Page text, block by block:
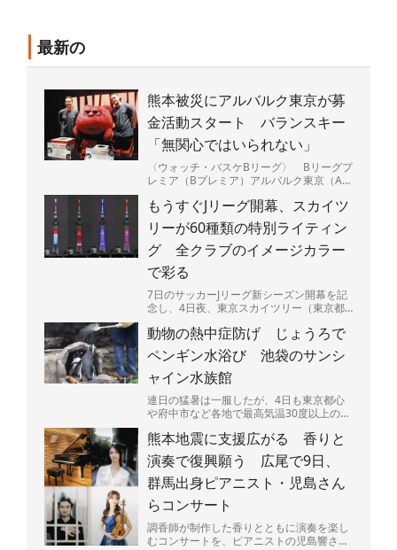
最新の
熊本被災にアルバルク東京が募
金活動スタート バランスキー
「無関心ではいられない」
〈ウォッチ・バスケBリーグ〉 Bリーグプ
レミア（Bプレミア）アルバルク東京（A東
被災地を支援す...
もうすぐJリーグ開幕、スカイツ
リーが60種類の特別ライティン
グ 全クラブのイメージカラー
で彩る
7日のサッカーJリーグ新シーズン開幕を記
念し、4日夜、東京スカイツリー（東京都
J1、J2、J3全...
動物の熱中症防げ じょうろで
ペンギン水浴び 池袋のサンシ
ャイン水族館
連日の猛暑は一服したが、4日も東京都心
や府中市など各地で最高気温30度以上の真
都内－。暑さは人間...
熊本地震に支援広がる 香りと
演奏で復興願う 広尾で9日、
群馬出身ピアニスト・児島さん
らコンサート
調香師が制作した香りとともに演奏を楽し
むコンサートを、ピアニストの児島響さん